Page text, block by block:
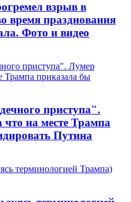
взрыв в
время празднования
Фото и видео
приступа".
что на месте Трампа
Путина